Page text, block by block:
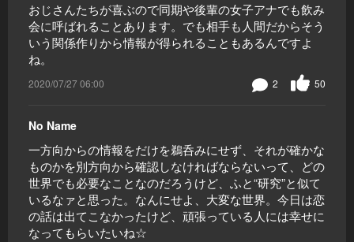
おじさんたちが喜ぶので同期や後輩の女子アナでも飲み
会に呼ばれることあります。でも相手も人間だからそう
いう関係作りから情報が得られることもあるんですよ
ね。
2020/07/27 06:00 50
2
No Name
一方向からの情報をだけを鵜呑みにせず、それが確かな
ものかを別方向から確認しなければならないって、どの
世界でも必要なことなのだろうけど、ふと“研究”と似て
いるなァと思った。なんにせよ、大変な世界。今日は恋
の話は出てこなかったけど、頑張っている人には幸せに
なってもらいたいね☆